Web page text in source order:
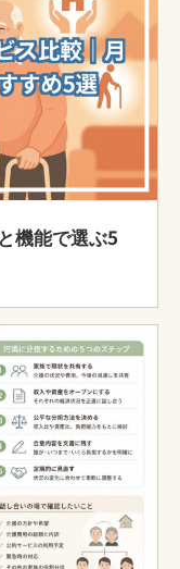
機能で選ぶ5